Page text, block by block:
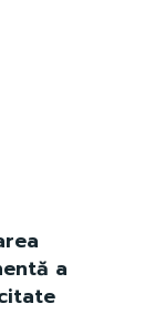
a